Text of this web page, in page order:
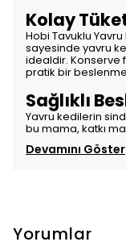
Kolay
Hobi Tavuklu
sayesinde yavru
idealdir. Konserve
pratik bir
Sağlıklı
Yavru kedilerin
bu mama, katkı
Devamını Göster
Yorumlar